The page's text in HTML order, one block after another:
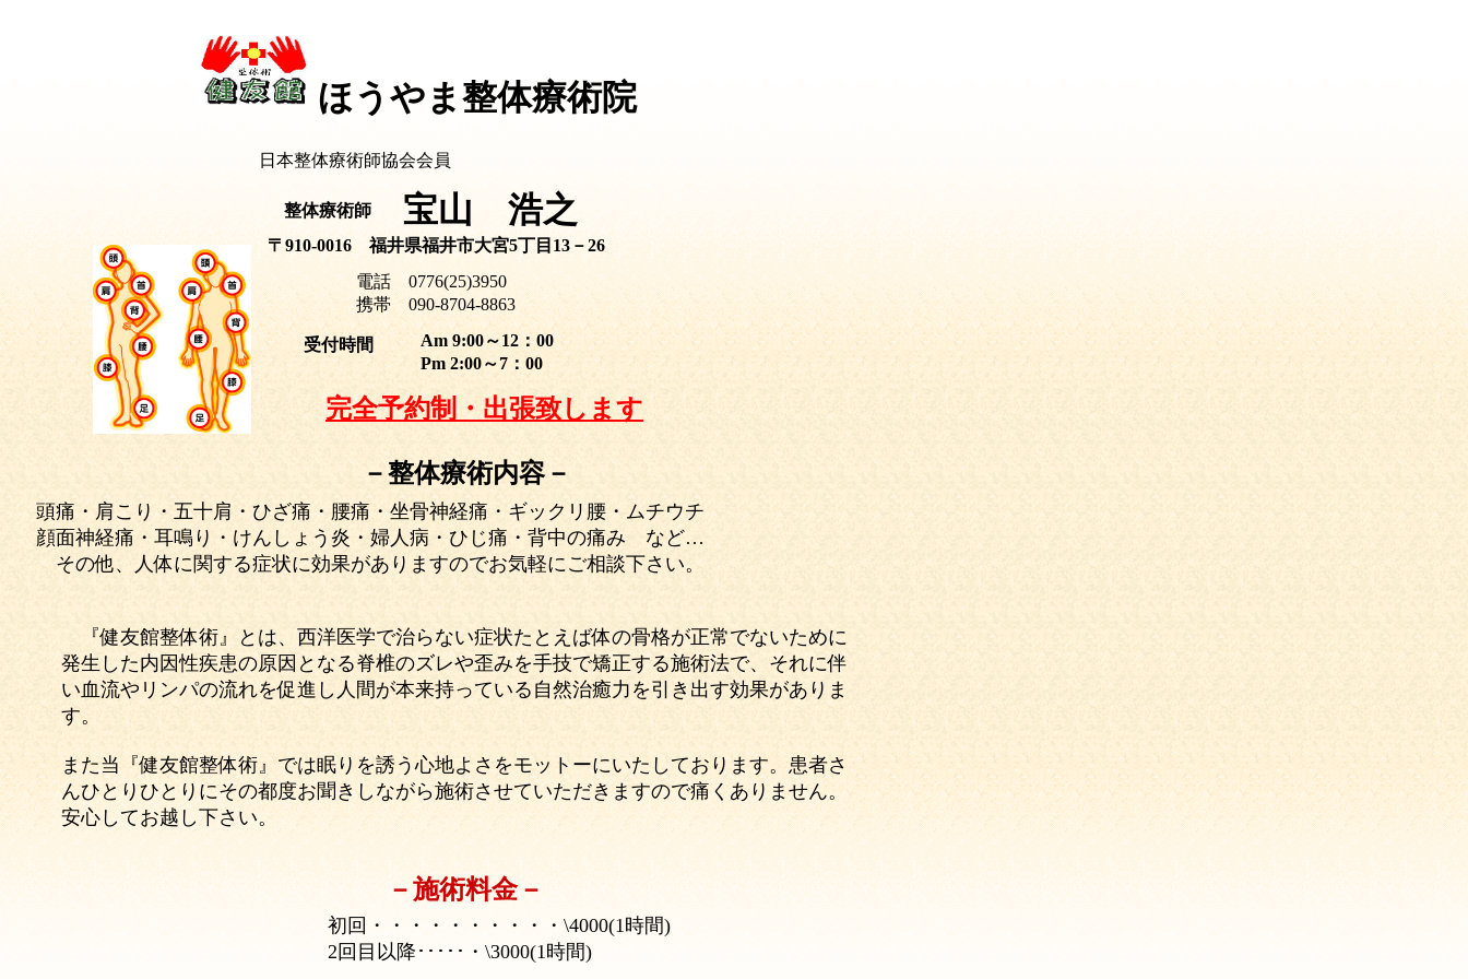
ほうやま整体療術院
日本整体療術師協会会員
整体療術師 宝山 浩之
〒910-0016 福井県福井市大宮5丁目13－26
電話 0776(25)3950
携帯 090-8704-8863
受付時間
Am 9:00～12：00
Pm 2:00～7：00
完全予約制・出張致します
－整体療術内容－
頭痛・肩こり・五十肩・ひざ痛・腰痛・坐骨神経痛・ギックリ腰・ムチウチ
顔面神経痛・耳鳴り・けんしょう炎・婦人病・ひじ痛・背中の痛み など…
その他、人体に関する症状に効果がありますのでお気軽にご相談下さい。
『健友館整体術』とは、西洋医学で治らない症状たとえば体の骨格が正常でないために
発生した内因性疾患の原因となる脊椎のズレや歪みを手技で矯正する施術法で、それに伴
い血流やリンパの流れを促進し人間が本来持っている自然治癒力を引き出す効果がありま
す。
また当『健友館整体術』では眠りを誘う心地よさをモットーにいたしております。患者さ
んひとりひとりにその都度お聞きしながら施術させていただきますので痛くありません。
安心してお越し下さい。
－施術料金－
初回・・・・・・・・・・\4000(1時間)
2回目以降･････・\3000(1時間)